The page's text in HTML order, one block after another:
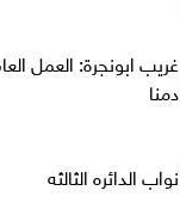
غريب ابونجرة: العمل
دمنا
نواب الدائره الثالثه